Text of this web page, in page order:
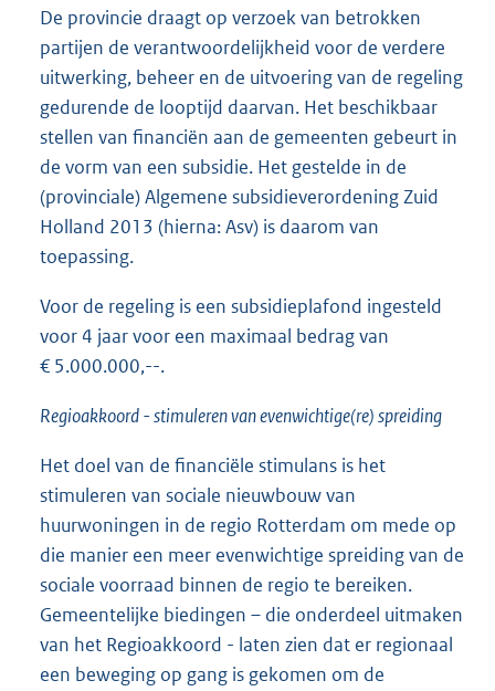
De provincie draagt op verzoek van betrokken
partijen de verantwoordelijkheid voor de verdere
uitwerking, beheer en de uitvoering van de regeling
gedurende de looptijd daarvan. Het beschikbaar
stellen van financiën aan de gemeenten gebeurt in
de vorm van een subsidie. Het gestelde in de
(provinciale) Algemene subsidieverordening Zuid
Holland 2013 (hierna: Asv) is daarom van
toepassing.
Voor de regeling is een subsidieplafond ingesteld
voor 4 jaar voor een maximaal bedrag van
€ 5.000.000,--.
Regioakkoord - stimuleren van evenwichtige(re) spreiding
Het doel van de financiële stimulans is het
stimuleren van sociale nieuwbouw van
huurwoningen in de regio Rotterdam om mede op
die manier een meer evenwichtige spreiding van de
sociale voorraad binnen de regio te bereiken.
Gemeentelijke biedingen – die onderdeel uitmaken
van het Regioakkoord - laten zien dat er regionaal
een beweging op gang is gekomen om de